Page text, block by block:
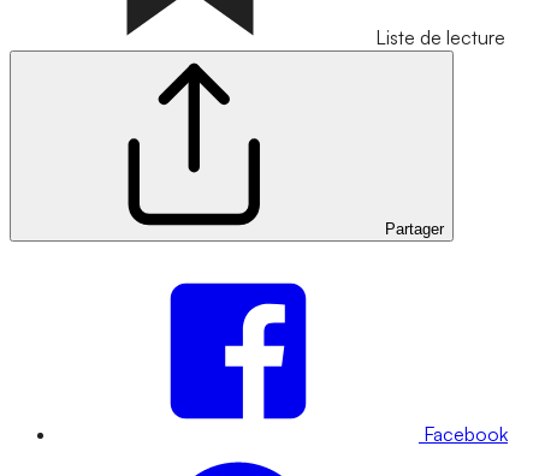
Liste de lecture
Partager
Facebook